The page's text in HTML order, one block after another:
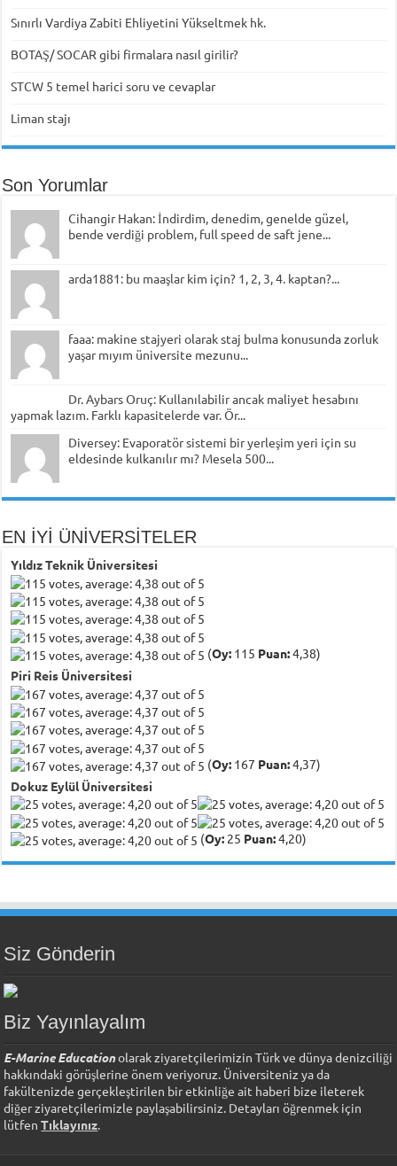
Sınırlı Vardiya Zabiti Ehliyetini Yükseltmek hk.
BOTAŞ/ SOCAR gibi firmalara nasıl girilir?
STCW 5 temel harici soru ve cevaplar
Liman stajı
Son Yorumlar
Cihangir Hakan: İndirdim, denedim, genelde güzel,
bende verdiği problem, full speed de saft jene...
arda1881: bu maaşlar kim için? 1, 2, 3, 4. kaptan?...
faaa: makine stajyeri olarak staj bulma konusunda zorluk
yaşar mıyım üniversite mezunu...
Dr. Aybars Oruç: Kullanılabilir ancak maliyet hesabını
yapmak lazım. Farklı kapasitelerde var. Ör...
Diversey: Evaporatör sistemi bir yerleşim yeri için su
eldesinde kulkanılır mı? Mesela 500...
EN İYİ ÜNİVERSİTELER
Yıldız Teknik Üniversitesi
(Oy: 115 Puan:4,38)
Piri Reis Üniversitesi
(Oy: 167 Puan:4,37)
Dokuz Eylül Üniversitesi
(Oy: 25 Puan:4,20)
Siz Gönderin
Biz Yayınlayalım
E-Marine Educationolarak ziyaretçilerimizin Türk ve dünya denizciliği
hakkındaki görüşlerine önem veriyoruz. Üniversiteniz ya da
fakültenizde gerçekleştirilen bir etkinliğe ait haberi bize ileterek
diğer ziyaretçilerimizle paylaşabilirsiniz. Detayları öğrenmek için
lütfenTıklayınız.